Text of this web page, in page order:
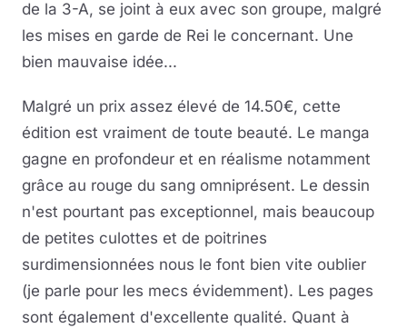
de la 3-A, se joint à eux avec son groupe, malgré
les mises en garde de Rei le concernant. Une
bien mauvaise idée...
Malgré un prix assez élevé de 14.50€, cette
édition est vraiment de toute beauté. Le manga
gagne en profondeur et en réalisme notamment
grâce au rouge du sang omniprésent. Le dessin
n'est pourtant pas exceptionnel, mais beaucoup
de petites culottes et de poitrines
surdimensionnées nous le font bien vite oublier
(je parle pour les mecs évidemment). Les pages
sont également d'excellente qualité. Quant à